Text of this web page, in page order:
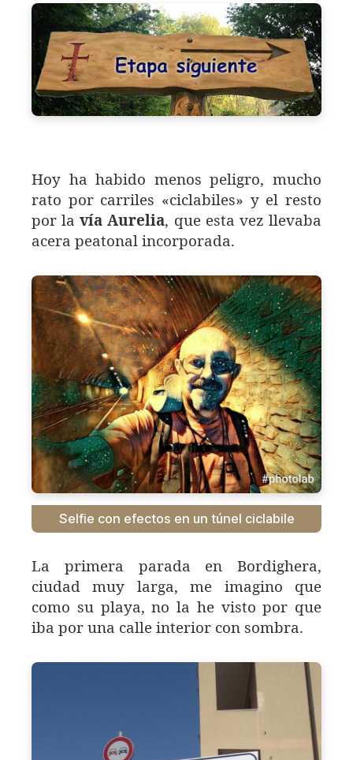
Hoy ha habido menos peligro, mucho
rato por carriles «ciclabiles» y el resto
por lavía Aurelia, que esta vez llevaba
acera peatonal incorporada.
Selfie con efectos en un túnel ciclabile
La primera parada en Bordighera,
ciudad muy larga, me imagino que
como su playa, no la he visto por que
iba por una calle interior con sombra.